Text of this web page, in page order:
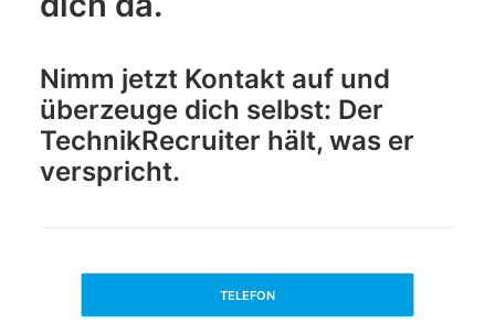
Nimm jetzt Kontakt auf und
überzeuge dich selbst: Der
TechnikRecruiter hält, was er
verspricht.
TELEFON